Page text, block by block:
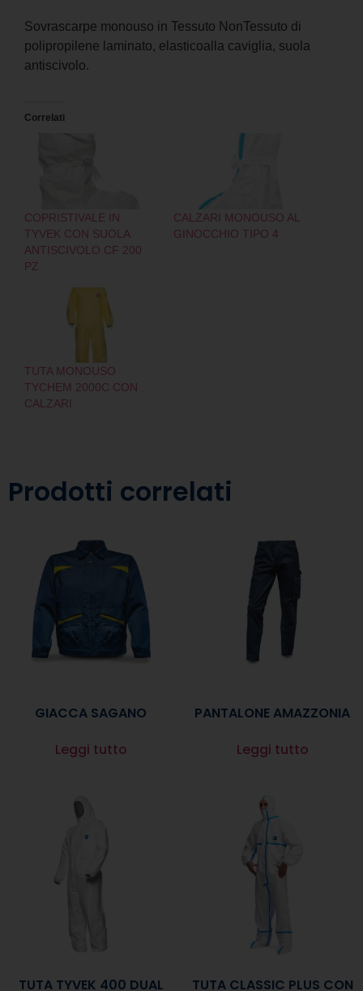
Sovrascarpe monouso in Tessuto NonTessuto di
polipropilene laminato, elasticoalla caviglia, suola
antiscivolo.
Correlati
COPRISTIVALE IN
TYVEK CON SUOLA
ANTISCIVOLO CF 200
PZ
CALZARI MONOUSO AL
GINOCCHIO TIPO 4
TUTA MONOUSO
TYCHEM 2000C CON
CALZARI
Prodotti correlati
GIACCA SAGANO
Leggi tutto
PANTALONE AMAZZONIA
Leggi tutto
TUTA TYVEK 400 DUAL TUTA CLASSIC PLUS CON